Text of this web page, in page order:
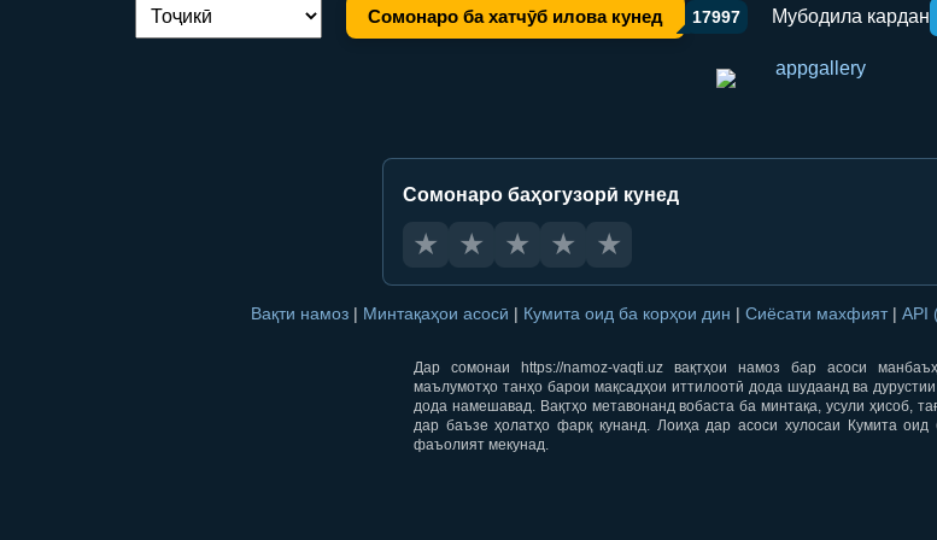
Иваз кардани забон: Сомонаро ба хатчӯб илова кунед 17997 Мубодила кардан
Сомонаро баҳогузорӣ кунед
★ ★ ★ ★ ★
Вақти намоз | Минтақаҳои асосӣ | Кумита оид ба корҳои дин | Сиёсати махфият | API
Дар сомонаи https://namoz-vaqti.uz вақтҳои намоз бар асоси
маълумотҳо танҳо барои мақсадҳои иттилоотӣ дода шудаанд ва
дода намешавад. Вақтҳо метавонанд вобаста ба минтақа, усули ҳисоб,
дар баъзе ҳолатҳо фарқ кунанд. Лоиҳа дар асоси хулосаи Кумита оид
фаъолият мекунад.